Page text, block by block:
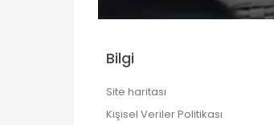
Bilgi
Site haritası
Kişisel Veriler Politikası